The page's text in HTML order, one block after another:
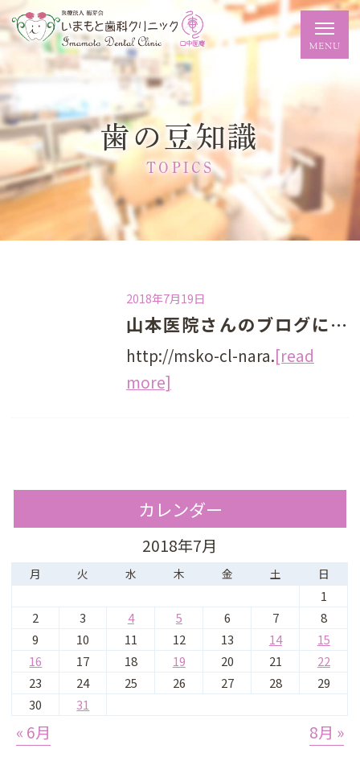
歯の豆知識
TOPICS
2018年7月19日
山本医院さんのブログに紹介していただきました★
http://msko-cl-nara.[read
more]
カレンダー
2018年7月
月 火 水 木 金 土 日
1
2
3 4 5 6 7
8
9
10 11 12 13 14
15
16
17 18 19 20 21
22
23
24 25 26 27 28
29
30
31
« 6月 8月 »